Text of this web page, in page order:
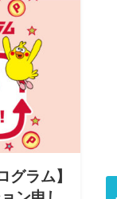
ラム】